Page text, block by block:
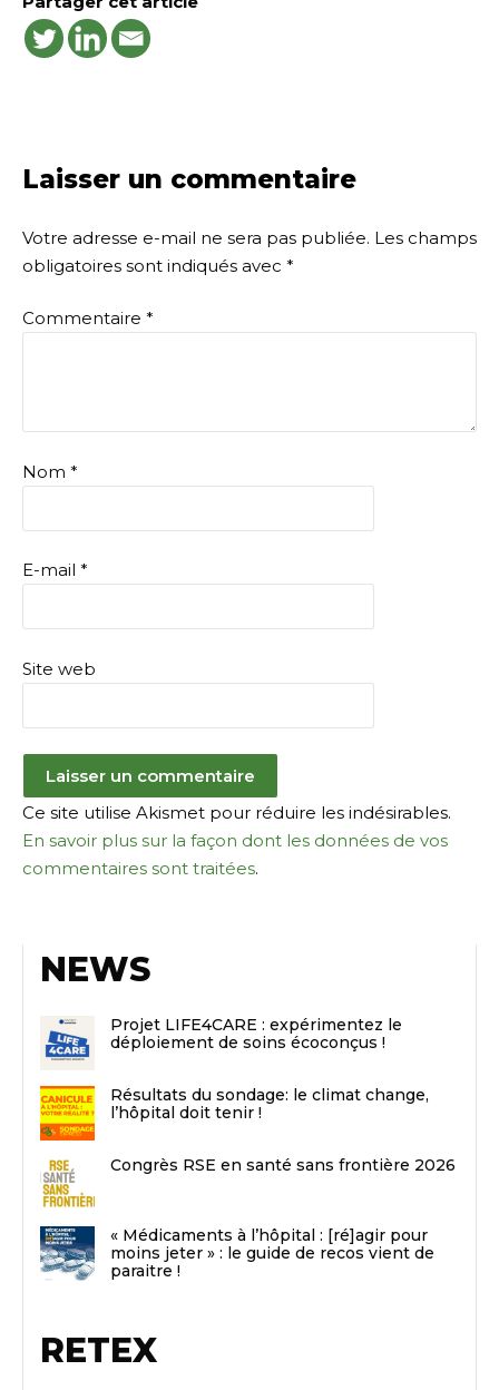
Laisser un commentaire
Votre adresse e-mail ne sera pas publiée. Les champs
obligatoires sont indiqués avec *
Commentaire *
Nom *
E-mail *
Site web
Ce site utilise Akismet pour réduire les indésirables.
En savoir plus sur la façon dont les données de vos
commentaires sont traitées.
NEWS
Projet LIFE4CARE : expérimentez le
déploiement de soins écoconçus !
Résultats du sondage: le climat change,
l’hôpital doit tenir !
Congrès RSE en santé sans frontière 2026
« Médicaments à l’hôpital : [ré]agir pour
moins jeter » : le guide de recos vient de
paraitre !
RETEX